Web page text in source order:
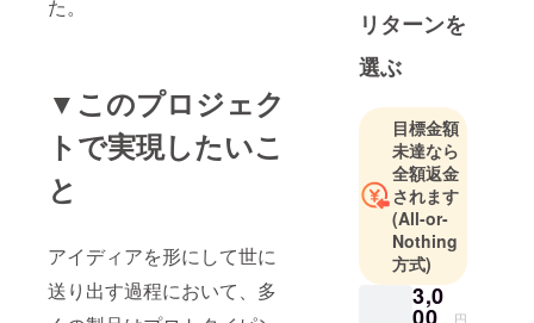
た。
▼このプロジェク
トで実現したいこ
と
アイディアを形にして世に
送り出す過程において、多
を作って遊
んでいまし
た。大人に
なり結婚し
てからは妻
が喜ぶ小物
入れやドー
ルハウスを
作り、家を
持つ頃には
子どものた
めの収納家
リターンを
選ぶ
目標金額
未達なら
全額返金
されます
(All-or-
Nothing
方式)
3,0
00 円